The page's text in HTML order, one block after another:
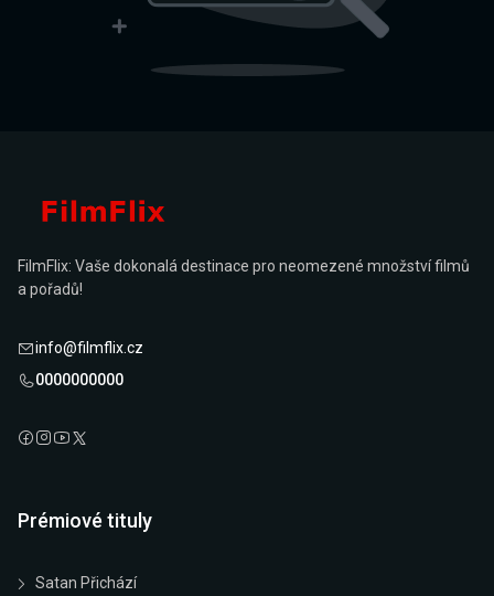
FilmFlix: Vaše dokonalá destinace pro neomezené množství filmů
a pořadů!
info@filmflix.cz
0000000000
Prémiové tituly
Satan Přichází